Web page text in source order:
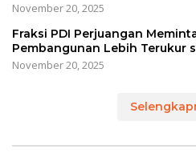
November 20, 2025
Fraksi PDI Perjuangan
Pembangunan Lebih Terukur
November 20, 2025